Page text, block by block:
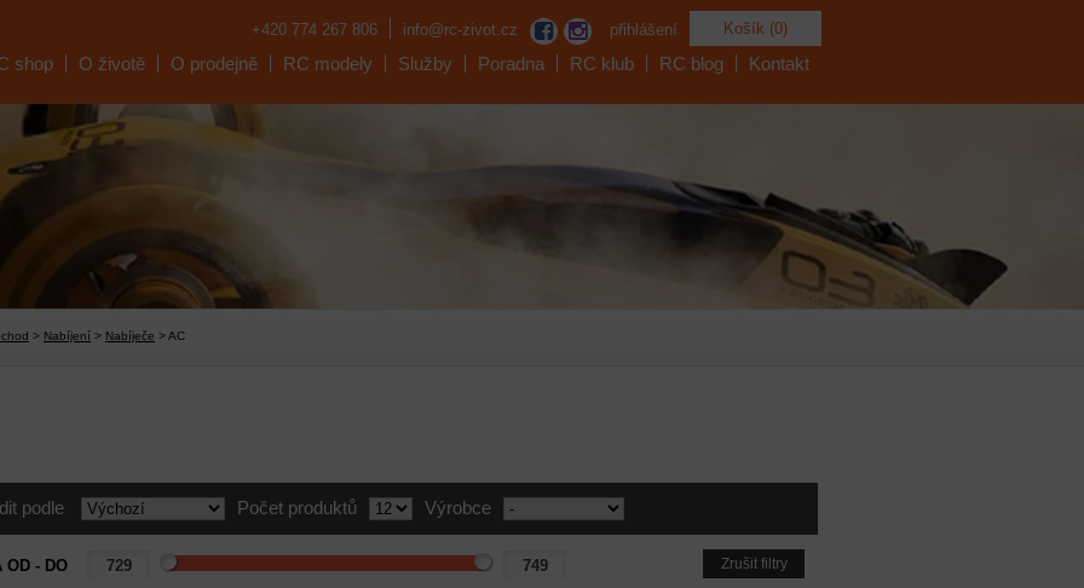
Košík (0)
přihlášení
+420 774 267 806 info@rc-zivot.cz
shop O životě O prodejně RC modely Služby Poradna RC klub RC blog Kontakt
> Nabíjení > Nabíječe > AC
podle Počet produktů Výrobce
OD - DO Zrušit filtry